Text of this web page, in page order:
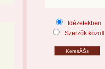
Idézetekben
Szerzők között